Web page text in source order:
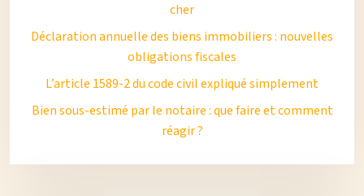
cher
Déclaration annuelle des biens immobiliers : nouvelles
obligations fiscales
L’article 1589-2 du code civil expliqué simplement
Bien sous-estimé par le notaire : que faire et comment
réagir ?